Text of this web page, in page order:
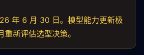
年 6 月 30 日。模型能力更新极
新评估选型决策。